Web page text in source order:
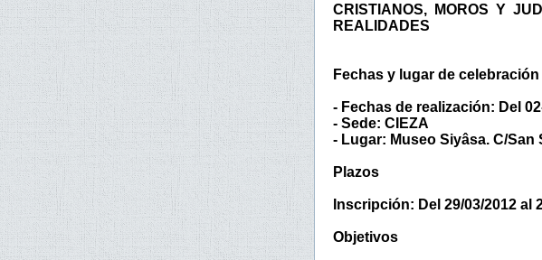
CRISTIANOS, MOROS Y
REALIDADES
Fechas y lugar de celebración
- Fechas de realización: Del
- Sede: CIEZA
- Lugar: Museo Siyâsa. C/San
Plazos
Inscripción: Del 29/03/2012 al
Objetivos